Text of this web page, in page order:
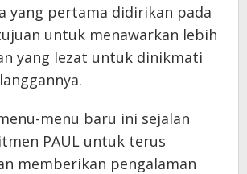
yang pertama didirikan pada
untuk menawarkan lebih
yang lezat untuk dinikmati
menu baru ini sejalan
PAUL untuk terus
memberikan pengalaman